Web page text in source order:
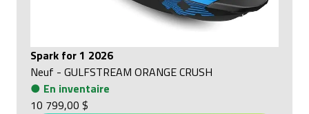
Spark for 1 2026
Neuf - GULFSTREAM ORANGE CRUSH
● En inventaire
10 799,00 $